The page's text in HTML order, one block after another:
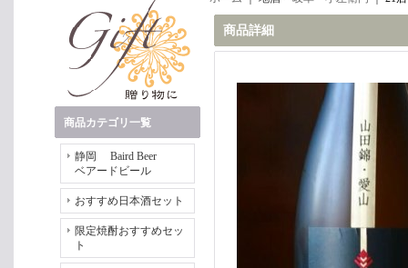
商品カテゴリ一覧
静岡 Baird Beer
ベアードビール
おすすめ日本酒セット
限定焼酎おすすめセッ
ト
商品詳細